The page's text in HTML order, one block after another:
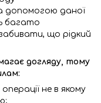
допомогою даної
багато
що рідкий
догляду, тому
не в якому